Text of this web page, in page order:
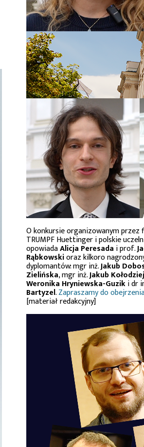
O konkursie organizowanym przez
TRUMPF Huettinger i polskie
opowiadaAlicja Peresada i prof.
Rąbkowskioraz kilkoro
dyplomantów: mgr inż.Jakub
Zielińska, mgr inż.Jakub Kołodziej
Weronika Hryniewska-Guziki dr
Bartyzel.Zapraszamy do
[materiał redakcyjny]